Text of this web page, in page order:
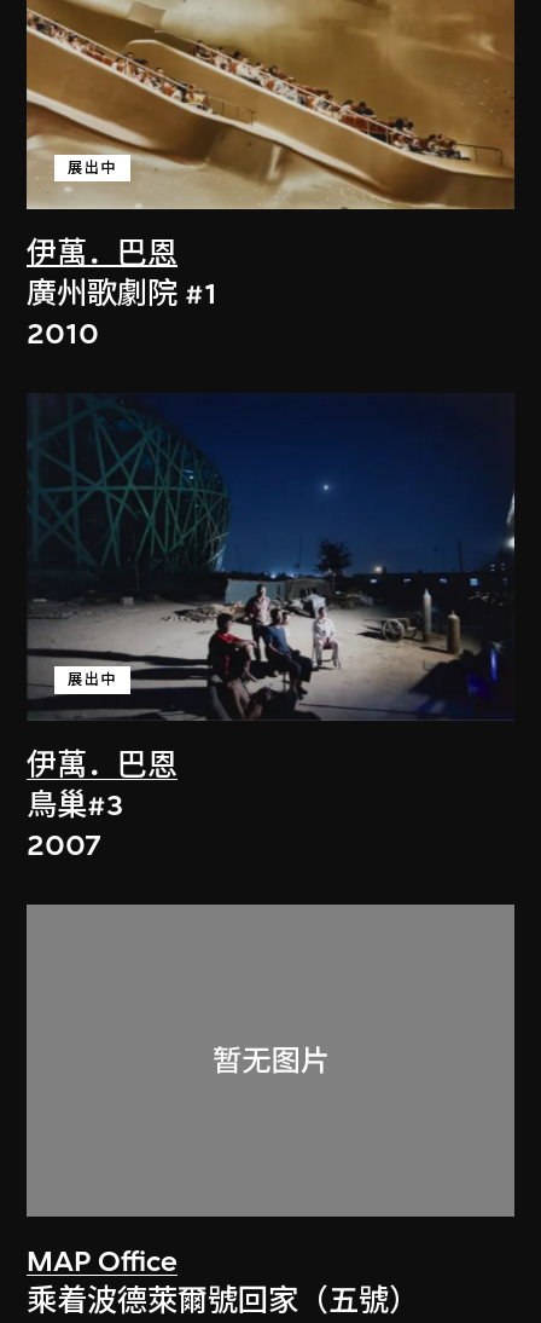
伊萬．巴恩
展出中
廣州歌劇院 #1
2010
伊萬．巴恩
展出中
鳥巢#3
2007
MAP Office
乘着波德萊爾號回家（五號）